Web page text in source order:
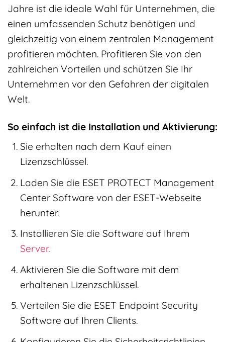
Jahre ist die ideale Wahl für Unternehmen, die
einen umfassenden Schutz benötigen und
gleichzeitig von einem zentralen Management
profitieren möchten. Profitieren Sie von den
zahlreichen Vorteilen und schützen Sie Ihr
Unternehmen vor den Gefahren der digitalen
Welt.
So einfach ist die Installation und Aktivierung:
Sie erhalten nach dem Kauf einen
Lizenzschlüssel.
Laden Sie die ESET PROTECT Management
Center Software von der ESET-Webseite
herunter.
Installieren Sie die Software auf Ihrem
Server.
Aktivieren Sie die Software mit dem
erhaltenen Lizenzschlüssel.
Verteilen Sie die ESET Endpoint Security
Software auf Ihren Clients.